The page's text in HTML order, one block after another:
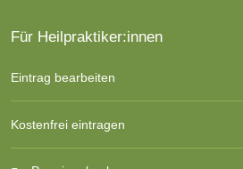
Für Heilpraktiker:innen
Eintrag bearbeiten
Kostenfrei eintragen